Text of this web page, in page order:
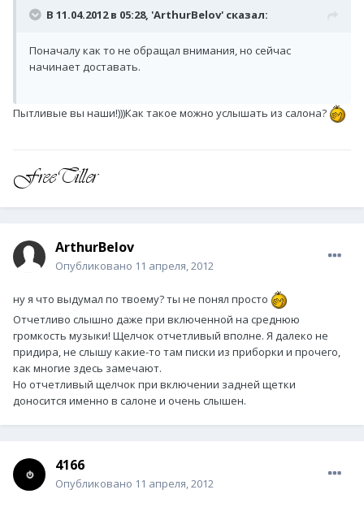
В 11.04.2012 в 05:28, 'ArthurBelov' сказал:
Поначалу как то не обращал внимания, но сейчас
начинаетдоставать.
Пытливые вы наши!)))Как такое можно услышать из салона?
ArthurBelov
Опубликовано 11 апреля, 2012
ну я что выдумал по твоему? ты не понял просто
Отчетливо слышно даже при включенной на среднюю
громкость музыки! Щелчок отчетливый вполне. Я далеко не
придира, не слышу какие-то там писки из приборки и прочего,
как многие здесь замечают.
Но отчетливый щелчок при включении задней щетки
доносится именно в салоне и очень слышен.
4166
Опубликовано 11 апреля, 2012